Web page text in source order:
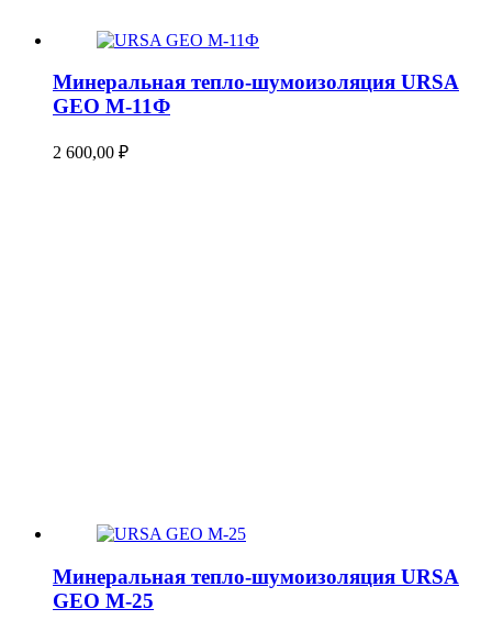
Минеральная тепло-шумоизоляция URSA
GEO М-11Ф
2 600,00 ₽
Минеральная тепло-шумоизоляция URSA
GEO М-25